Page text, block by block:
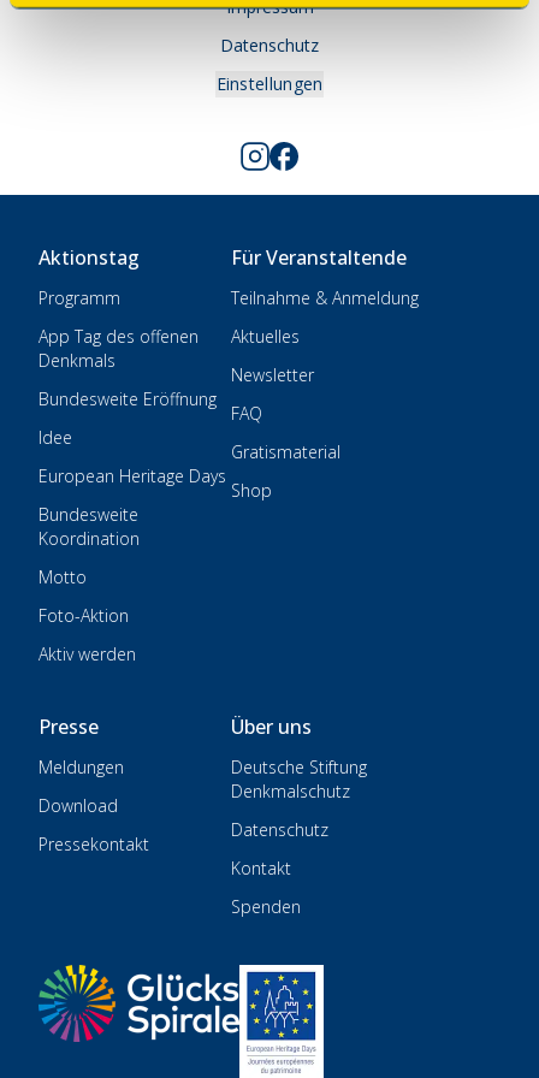
Impressum
Datenschutz
Einstellungen
Aktionstag
Programm
App Tag des offenen
Denkmals
Bundesweite Eröffnung
Idee
European Heritage Days
Bundesweite
Koordination
Motto
Foto-Aktion
Aktiv werden
Für Veranstaltende
Teilnahme & Anmeldung
Aktuelles
Newsletter
FAQ
Gratismaterial
Shop
Presse
Meldungen
Download
Pressekontakt
Über uns
Deutsche Stiftung
Denkmalschutz
Datenschutz
Kontakt
Spenden